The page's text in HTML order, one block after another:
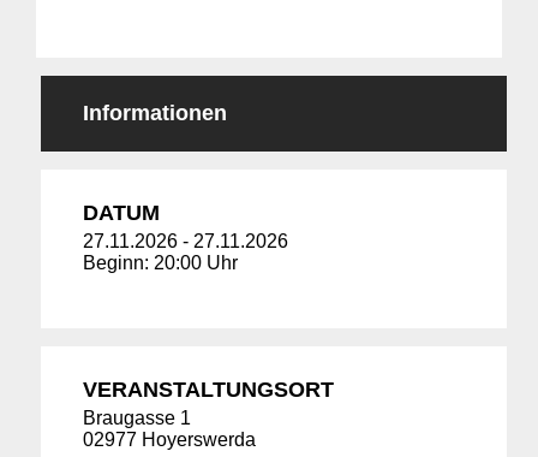
Informationen
DATUM
27.11.2026 - 27.11.2026
Beginn: 20:00 Uhr
VERANSTALTUNGSORT
Braugasse 1
02977 Hoyerswerda